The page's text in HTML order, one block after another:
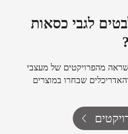
לגבי כסאות
מהפרויקטים של מעצבי
שבחרו במוצרים